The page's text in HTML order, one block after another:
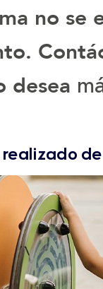
no se
desea
realizado